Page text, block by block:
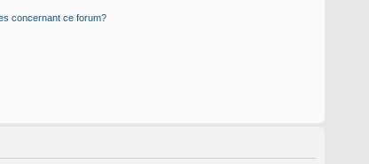
concernant ce forum?